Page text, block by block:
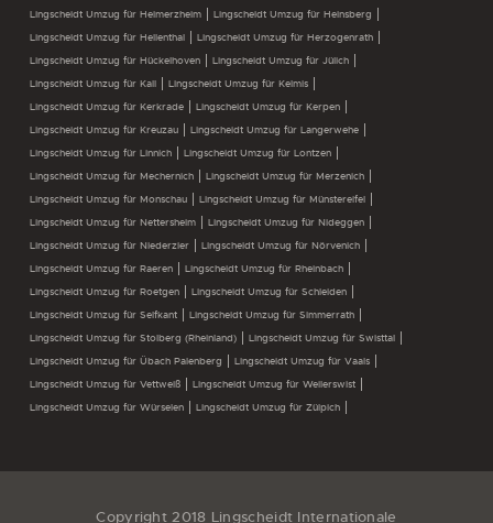
Lingscheidt Umzug für Heimerzheim
Lingscheidt Umzug für Heinsberg
Lingscheidt Umzug für Hellenthal
Lingscheidt Umzug für Herzogenrath
Lingscheidt Umzug für Hückelhoven
Lingscheidt Umzug für Jülich
Lingscheidt Umzug für Kall
Lingscheidt Umzug für Kelmis
Lingscheidt Umzug für Kerkrade
Lingscheidt Umzug für Kerpen
Lingscheidt Umzug für Kreuzau
Lingscheidt Umzug für Langerwehe
Lingscheidt Umzug für Linnich
Lingscheidt Umzug für Lontzen
Lingscheidt Umzug für Mechernich
Lingscheidt Umzug für Merzenich
Lingscheidt Umzug für Monschau
Lingscheidt Umzug für Münstereifel
Lingscheidt Umzug für Nettersheim
Lingscheidt Umzug für Nideggen
Lingscheidt Umzug für Niederzier
Lingscheidt Umzug für Nörvenich
Lingscheidt Umzug für Raeren
Lingscheidt Umzug für Rheinbach
Lingscheidt Umzug für Roetgen
Lingscheidt Umzug für Schleiden
Lingscheidt Umzug für Selfkant
Lingscheidt Umzug für Simmerrath
Lingscheidt Umzug für Stolberg (Rheinland)
Lingscheidt Umzug für Swisttal
Lingscheidt Umzug für Übach Palenberg
Lingscheidt Umzug für Vaals
Lingscheidt Umzug für Vettweiß
Lingscheidt Umzug für Weilerswist
Lingscheidt Umzug für Würselen
Lingscheidt Umzug für Zülpich
Copyright 2018 Lingscheidt Internationale